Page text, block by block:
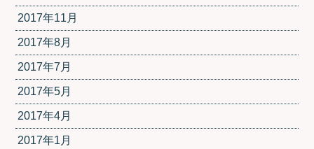
2017年11月
2017年8月
2017年7月
2017年5月
2017年4月
2017年1月